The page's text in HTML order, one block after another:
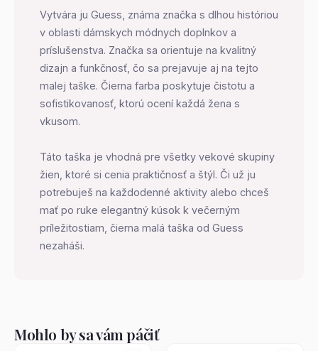
Vytvára ju Guess, známa značka s dlhou históriou
v oblasti dámskych módnych doplnkov a
príslušenstva. Značka sa orientuje na kvalitný
dizajn a funkčnosť, čo sa prejavuje aj na tejto
malej taške. Čierna farba poskytuje čistotu a
sofistikovanosť, ktorú ocení každá žena s
vkusom.
Táto taška je vhodná pre všetky vekové skupiny
žien, ktoré si cenia praktičnosť a štýl. Či už ju
potrebuješ na každodenné aktivity alebo chceš
mať po ruke elegantný kúsok k večerným
príležitostiam, čierna malá taška od Guess
nezaháši.
Mohlo by sa vám páčiť